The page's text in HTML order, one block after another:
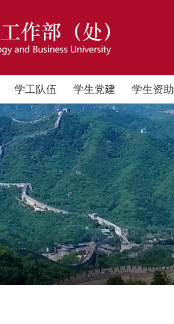
学工队伍 学生党建 学生资助